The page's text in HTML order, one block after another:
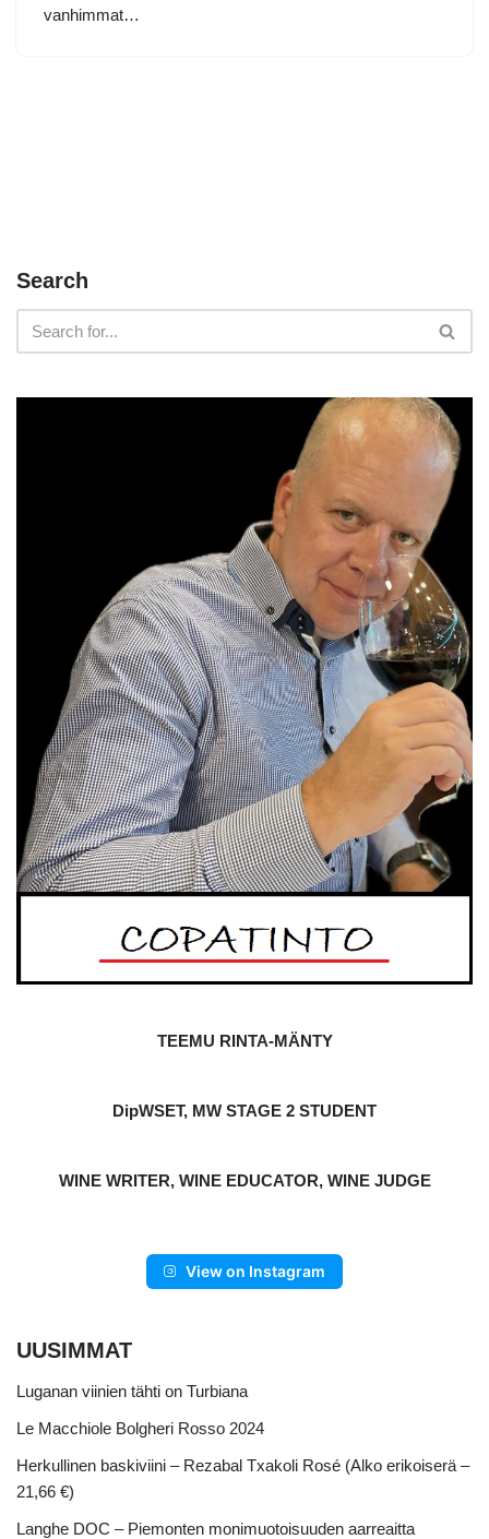
vanhimmat…
Search
TEEMU RINTA-MÄNTY
DipWSET, MW STAGE 2 STUDENT
WINE WRITER, WINE EDUCATOR, WINE JUDGE
View on Instagram
UUSIMMAT
Luganan viinien tähti on Turbiana
Le Macchiole Bolgheri Rosso 2024
Herkullinen baskiviini – Rezabal Txakoli Rosé (Alko erikoiserä –
21,66 €)
Langhe DOC – Piemonten monimuotoisuuden aarreaitta